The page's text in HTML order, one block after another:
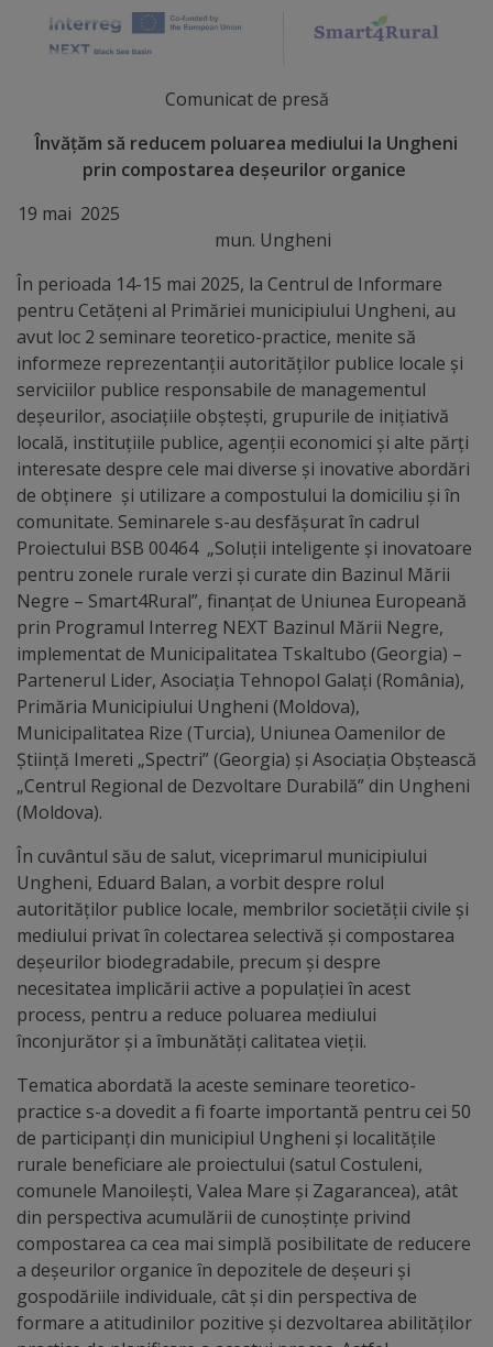
onoare
Deținători
ai
titlului
„Merite
Ungheni”
Diplome
de
Excelență
Ungheniul
turistic
Obiective
turistice
Sculpturi
(harta
sculpturilor)
Monumente
arhitecturale
Personalități
marcante
Sportivi
performanță
Orașul
în
imagini
Galerie
video
Comunicat de presă
Învățăm să reducem poluarea mediului la Ungheni
prin compostarea deșeurilor organice
19 mai 2025
mun. Ungheni
În perioada 14-15 mai 2025, la Centrul de Informare
pentru Cetățeni al Primăriei municipiului Ungheni, au
avut loc 2 seminare teoretico-practice, menite să
informeze reprezentanții autorităților publice locale și
serviciilor publice responsabile de managementul
deșeurilor, asociaţiile obștești, grupurile de inițiativă
locală, instituțiile publice, agenții economici și alte părți
interesate despre cele mai diverse și inovative abordări
de obținere și utilizare a compostului la domiciliu și în
comunitate. Seminarele s-au desfășurat în cadrul
Proiectului BSB 00464 „Soluții inteligente și inovatoare
pentru zonele rurale verzi și curate din Bazinul Mării
Negre – Smart4Rural”, finanțat de Uniunea Europeană
prin Programul Interreg NEXT Bazinul Mării Negre,
implementat de Municipalitatea Tskaltubo (Georgia) –
Partenerul Lider, Asociația Tehnopol Galați (România),
Primăria Municipiului Ungheni (Moldova),
Municipalitatea Rize (Turcia), Uniunea Oamenilor de
Știință Imereti „Spectri” (Georgia) și Asociația Obștească
„Centrul Regional de Dezvoltare Durabilă” din Ungheni
(Moldova).
În cuvântul său de salut, viceprimarul municipiului
Ungheni, Eduard Balan, a vorbit despre rolul
autorităților publice locale, membrilor societății civile și
mediului privat în colectarea selectivă și compostarea
deșeurilor biodegradabile, precum și despre
necesitatea implicării active a populației în acest
process, pentru a reduce poluarea mediului
înconjurător și a îmbunătăți calitatea vieții.
Tematica abordată la aceste seminare teoretico-
practice s-a dovedit a fi foarte importantă pentru cei 50
de participanți din municipiul Ungheni și localitățile
rurale beneficiare ale proiectului (satul Costuleni,
comunele Manoilești, Valea Mare și Zagarancea), atât
din perspectiva acumulării de cunoștințe privind
compostarea ca cea mai simplă posibilitate de reducere
a deșeurilor organice în depozitele de deșeuri și
gospodăriile individuale, cât și din perspectiva de
formare a atitudinilor pozitive și dezvoltarea abilităților